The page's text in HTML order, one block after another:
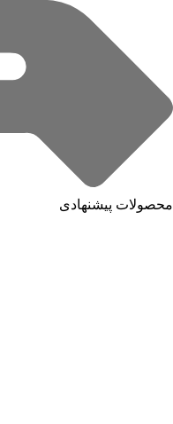
محصولات پیشنهادی